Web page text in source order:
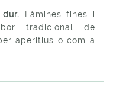
Làmines fines i
tradicional de
aperitius o com a